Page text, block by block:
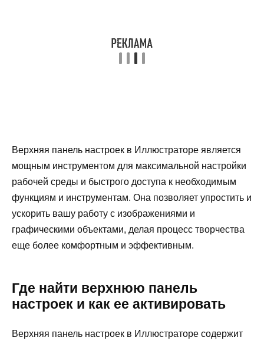
Верхняя панель настроек в Иллюстраторе является
мощным инструментом для максимальной настройки
рабочей среды и быстрого доступа к необходимым
функциям и инструментам. Она позволяет упростить и
ускорить вашу работу с изображениями и
графическими объектами, делая процесс творчества
еще более комфортным и эффективным.
Где найти верхнюю панель
настроек и как ее активировать
Верхняя панель настроек в Иллюстраторе содержит